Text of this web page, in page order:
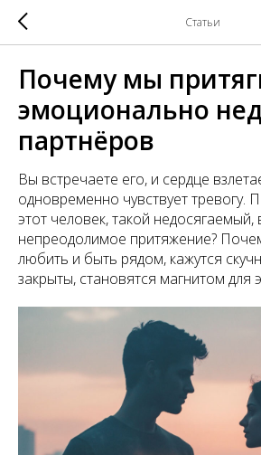
Статьи
Почему мы
эмоционально
партнёров
Вы встречаете его, и сердце
одновременно чувствует тревогу.
этот человек, такой недосягаемый,
непреодолимое притяжение?
любить и быть рядом, кажутся
закрыты, становятся магнитом для